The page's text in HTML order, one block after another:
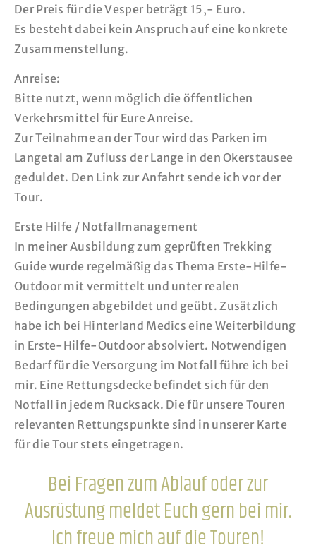
Der Preis für die Vesper beträgt 15,- Euro.
Es besteht dabei kein Anspruch auf eine konkrete
Zusammenstellung.
Anreise:
Bitte nutzt, wenn möglich die öffentlichen
Verkehrsmittel für Eure Anreise.
Zur Teilnahme an der Tour wird das Parken im
Langetal am Zufluss der Lange in den Okerstausee
geduldet. Den Link zur Anfahrt sende ich vor der
Tour.
Erste Hilfe / Notfallmanagement
In meiner Ausbildung zum geprüften Trekking
Guide wurde regelmäßig das Thema Erste-Hilfe-
Outdoor mit vermittelt und unter realen
Bedingungen abgebildet und geübt. Zusätzlich
habe ich bei Hinterland Medics eine Weiterbildung
in Erste-Hilfe-Outdoor absolviert. Notwendigen
Bedarf für die Versorgung im Notfall führe ich bei
mir. Eine Rettungsdecke befindet sich für den
Notfall in jedem Rucksack. Die für unsere Touren
relevanten Rettungspunkte sind in unserer Karte
für die Tour stets eingetragen.
Bei Fragen zum Ablauf oder zur
Ausrüstung meldet Euch gern bei mir.
Ich freue mich auf die Touren!